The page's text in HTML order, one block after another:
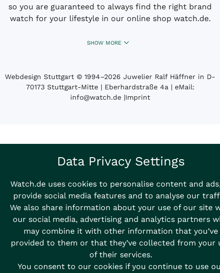
so you are guaranteed to always find the right brand
watch for your lifestyle in our online shop watch.de.
SHOW MORE
Webdesign Stuttgart © 1994­–2026 Juwelier Ralf Häffner in D-
70173 Stuttgart-Mitte | Eberhardstraße 4a | eMail:
info@watch.de|Imprint
Data Privacy Settings
Watch.de uses cookies to personalise content and
provide social media features and to analyse our
We also share information about your use of our site
our social media, advertising and analytics partners
may combine it with other information that you’ve
provided to them or that they’ve collected from your
of their services.
You consent to our cookies if you continue to use